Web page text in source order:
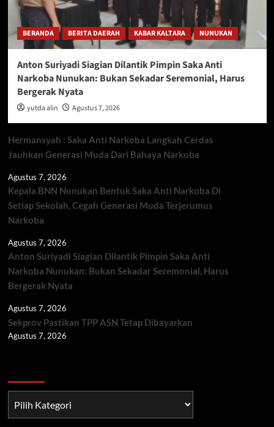
BERANDA BERITA DAERAH KABAR KALTARA NUNUKAN
Anton Suriyadi Siagian Dilantik Pimpin Saka Anti
Narkoba Nunukan: Bukan Sekadar Seremonial, Harus
Bergerak Nyata
yutda alin Agustus 7, 2026
Hermansyah : Saka Anti Narkoba Langkah Cerdas
Jauhkan Generasi Muda Dari Bahaya Narkoba
Agustus 7, 2026
Kepala BNN Nunukan Bentuk Saka Anti Narkoba Di
Setiap Sekolah, Cegah Generasi Muda Terjerumus
Narkoba
Agustus 7, 2026
Anton Suriyadi Siagian Dilantik Pimpin Saka Anti
Narkoba Nunukan: Bukan Sekadar Seremonial, Harus
Bergerak Nyata
Agustus 7, 2026
Sekprov Pastikan TPP ASN Tetap Dibayarkan
Agustus 7, 2026
TNI/POLRI